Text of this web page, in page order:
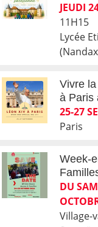
JEUDI
11H15
Lycée
Vivre
à Paris
25-27
Paris
Week-
DU
Village-